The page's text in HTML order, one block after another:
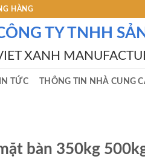
HÀNG
TY TNHH
XANH
TỨC THÔNG TIN NHÀ CUNG
bàn 350kg